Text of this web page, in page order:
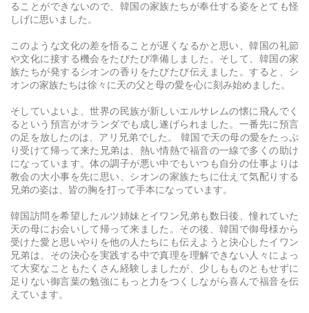
ることができないので、韓国の家族たちが奉仕する姿をとても怪
しげに思いました。
このような文化の差を悟ることが遅くなるかと思い、韓国の礼節
や文化に接する機会をたびたび準備しました。そして、韓国の家
族たちが発するシオンの香りをたびたび伝えました。すると、シ
オンの家族たちは徐々に天の父と母の愛を心に刻み始めました。
そしていよいよ、世界の民族が新しいエルサレムの懐に飛んでく
るという預言がオランダでも成し遂げられました。一番先に預言
の足を放したのは、アリ兄弟でした。 韓国で天の母の愛をたっぷ
り受けて帰って来た兄弟は、熱い情熱で福音の一線で多くの助け
になっています。体の調子が悪い中でもいつも自分の仕事よりは
教会の大小事を先に思い、シオンの家族たちに仕えて気配りする
兄弟の姿は、皆の胸を打って手本になっています。
韓国訪問を希望したルツ姉妹とイワン兄弟も数日後、憧れていた
天の母にお会いして帰って来ました。その後、韓国で御母様から
受けた愛と思いやりを他の人たちにも伝えようと決心したイワン
兄弟は、その決心を実践する中で真理を理解できない人々によっ
て大変なこともたくさん経験しましたが、少しもものともせずに
足りない御言葉の勉強にもっと力をつくしながら喜んで福音を伝
えています。